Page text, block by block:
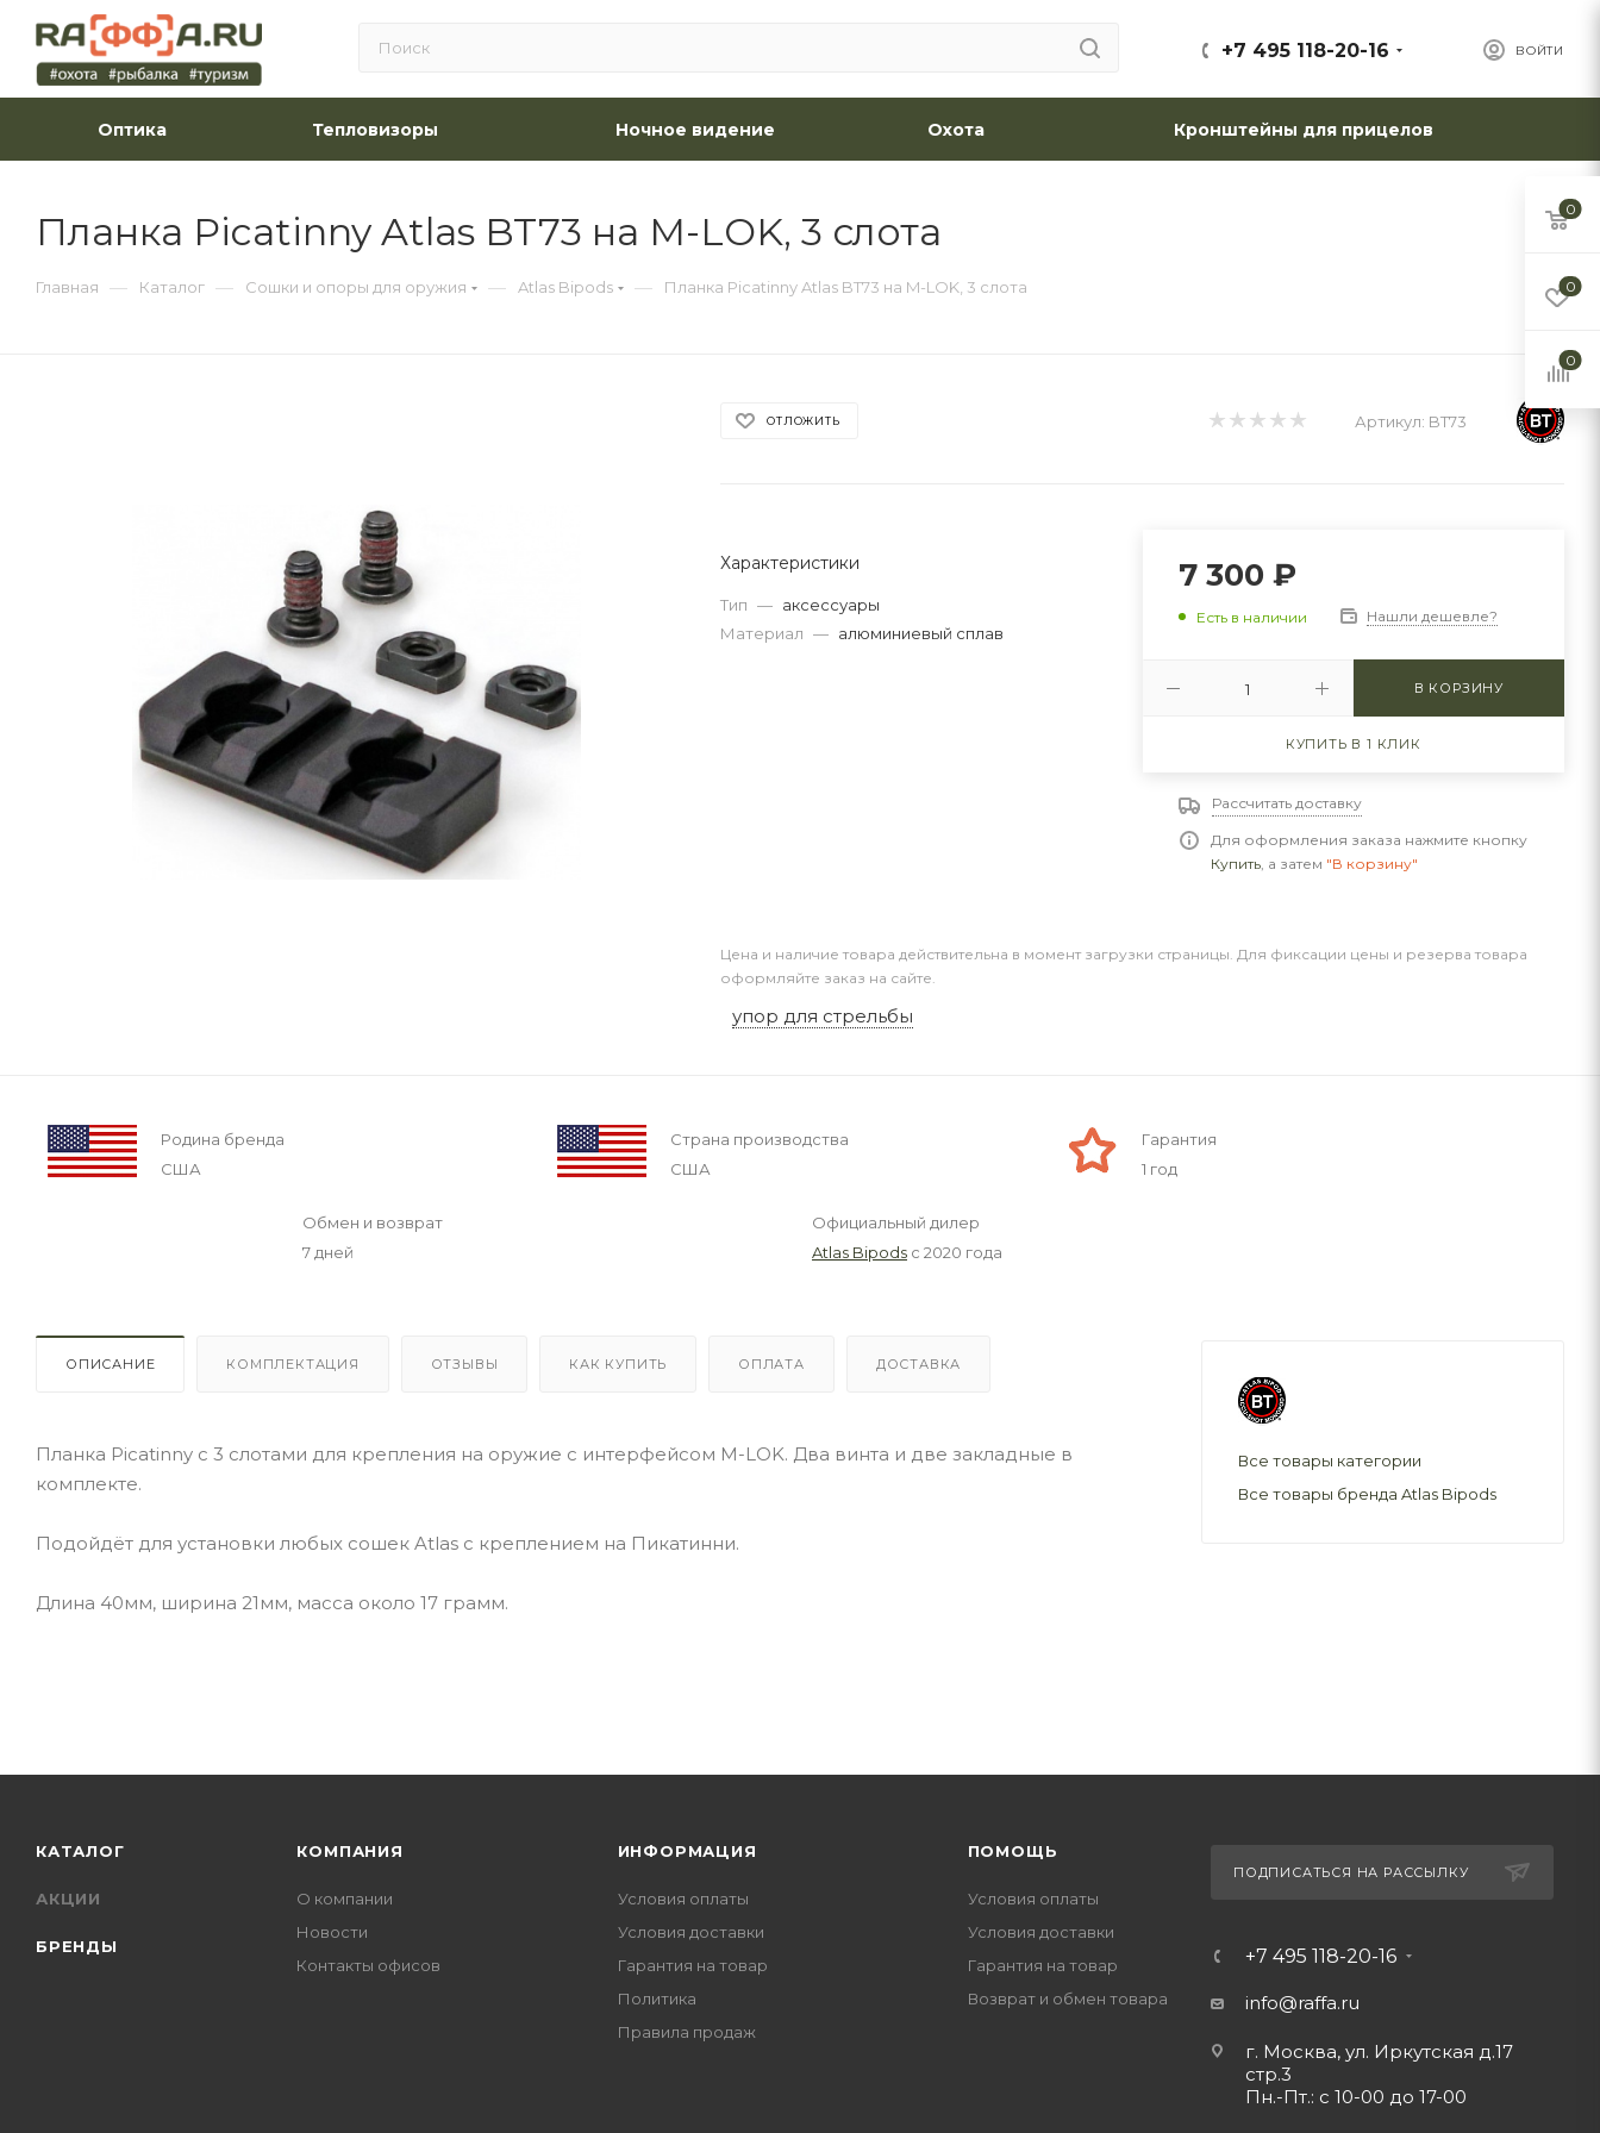
ВОЙТИ
+7 495 118-20-16
Оптика Тепловизоры Ночное видение Охота Кронштейны для прицелов
Планка Picatinny Atlas BT73 на M-LOK, 3 слота
Главная — Каталог — Сошки и опоры для оружия — Atlas Bipods — Планка Picatinny Atlas BT73 на M-LOK, 3 слота
ОТЛОЖИТЬ Артикул: BT73
Характеристики
Тип — аксессуары
Материал — алюминиевый сплав
7 300 ₽
Есть в наличии Нашли дешевле?
В КОРЗИНУ
КУПИТЬ В 1 КЛИК
Рассчитать доставку
Для оформления заказа нажмите кнопку
Купить, а затем "В корзину"
Цена и наличие товара действительна в момент загрузки страницы. Для фиксации цены и резерва товара
оформляйте заказ на сайте.
упор для стрельбы
Родина бренда
США
Страна производства
США
Гарантия
1 год
Обмен и возврат
7 дней
Официальный дилер
Atlas Bipods с 2020 года
ОПИСАНИЕ КОМПЛЕКТАЦИЯ ОТЗЫВЫ КАК КУПИТЬ ОПЛАТА ДОСТАВКА
Планка Picatinny с 3 слотами для крепления на оружие с интерфейсом M-LOK. Два винта и две закладные в
комплекте.
Подойдёт для установки любых сошек Atlas с креплением на Пикатинни.
Длина 40мм, ширина 21мм, масса около 17 грамм.
Все товары категории
Все товары бренда Atlas Bipods
КАТАЛОГ
АКЦИИ
БРЕНДЫ
КОМПАНИЯ
О компании
Новости
Контакты офисов
ИНФОРМАЦИЯ
Условия оплаты
Условия доставки
Гарантия на товар
Политика
Правила продаж
ПОМОЩЬ
Условия оплаты
Условия доставки
Гарантия на товар
Возврат и обмен товара
ПОДПИСАТЬСЯ НА РАССЫЛКУ
+7 495 118-20-16
info@raffa.ru
г. Москва, ул. Иркутская д.17
стр.3
Пн.-Пт.: с 10-00 до 17-00
0
0
0